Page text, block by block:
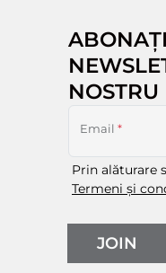
NOSTRU
Email *
Prin alăturare
Termeni și
JOIN